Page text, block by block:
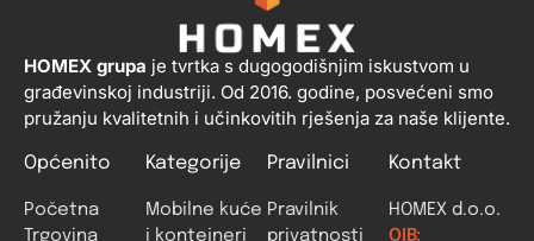
HOMEX grupa je tvrtka s dugogodišnjim iskustvom u
građevinskoj industriji. Od 2016. godine, posvećeni smo
pružanju kvalitetnih i učinkovitih rješenja za naše klijente.
Općenito
Početna
Trgovina
Kategorije
Mobilne kuće
i kontejneri
Pravilnici
Pravilnik
privatnosti
Kontakt
HOMEX d.o.o.
OIB: